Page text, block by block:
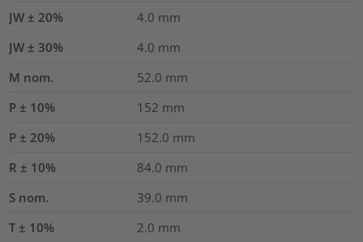
JW ± 20%
4.0 mm
JW ± 30%
4.0 mm
M nom.
52.0 mm
P ± 10%
152 mm
P ± 20%
152.0 mm
R ± 10%
84.0 mm
S nom.
39.0 mm
T ± 10%
2.0 mm